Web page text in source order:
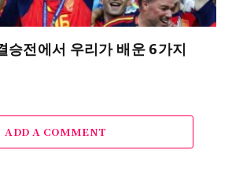
승전에서 우리가 배운 6가지
ADD A COMMENT